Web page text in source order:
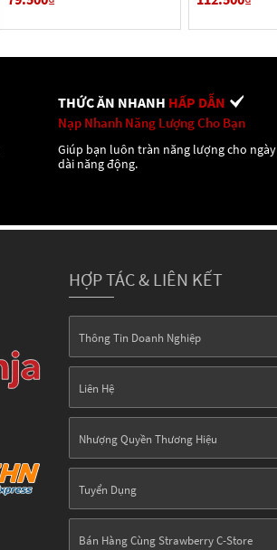
THỨC ĂN NHANH HẤP DẪN
Nạp Nhanh Năng Lượng Cho Bạn
Giúp bạn luôn tràn năng lượng cho ngày
dài năng động.
HỢP TÁC & LIÊN KẾT
Thông Tin Doanh Nghiệp
Liên Hệ
Nhượng Quyền Thương Hiệu
Tuyển Dụng
Bán Hàng Cùng Strawberry C-Store